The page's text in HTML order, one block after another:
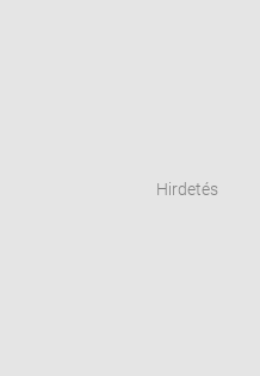
Hirdetés